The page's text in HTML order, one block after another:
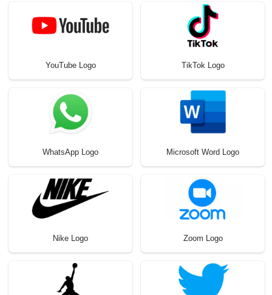
YouTube Logo TikTok Logo
WhatsApp Logo Microsoft Word Logo
Nike Logo Zoom Logo